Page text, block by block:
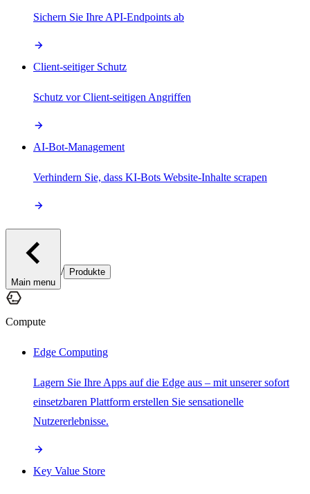
Sichern Sie Ihre API-Endpoints ab
Client-seitiger Schutz
Schutz vor Client-seitigen Angriffen
AI-Bot-Management
Verhindern Sie, dass KI-Bots Website-Inhalte scrapen
Main menu
/ Produkte
Compute
Edge Computing
Lagern Sie Ihre Apps auf die Edge aus – mit unserer sofort
einsetzbaren Plattform erstellen Sie sensationelle
Nutzererlebnisse.
Key Value Store